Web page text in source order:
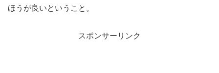
ほうが良いということ。
スポンサーリンク